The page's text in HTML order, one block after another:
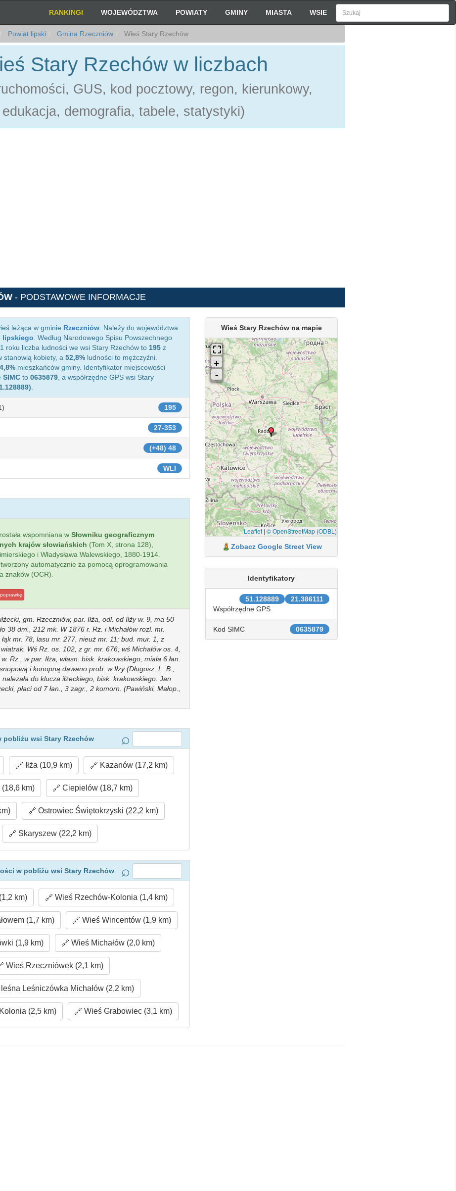
RANKINGI WOJEWÓDZTWA POWIATY GMINY MIASTA WSIE
Powiat lipski Gmina Rzeczniów Wieś Stary Rzechów
Stary Rzechów w liczbach
GUS, kod pocztowy, regon, kierunkowy,
edukacja, demografia, tabele, statystyki)
- PODSTAWOWE INFORMACJE
leżąca w gminie Rzeczniów . Należy do województwa
lipskiego . Według Narodowego Spisu Powszechnego
roku liczba ludności we wsi Stary Rzechów to 195 z
stanowią kobiety, a 52,8% ludności to mężczyźni.
4,8% mieszkańców gminy. Identyfikator miejscowości
SIMC to 0635879 , a współrzędne GPS wsi Stary
195
27-353
(+48) 48
WLI
wspomniana w Słowniku geograficznym
krajów słowiańskich (Tom X, strona 128),
i Władysława Walewskiego, 1880-1914.
automatycznie za pomocą oprogramowania
znaków (OCR).
gm. Rzeczniów, par. Iłża, odl. od Iłży w. 9, ma 50
38 dm., 212 mk. W 1876 r. Rz. i Michałów rozl. mr.
mr. 78, lasu mr. 277, nieuż mr. 11; bud. mur. 1, z
Wś Rz. os. 102, z gr. mr. 676; wś Michałów os. 4,
Rz., w par. Iłża, własn. bisk. krakowskiego, miała 6 łan.
i konopną dawano prob. w Iłży (Długosz, L. B.,
do klucza iłżeckiego, bisk. krakowskiego. Jan
płaci od 7 łan., 3 zagr., 2 komorn. (Pawiński, Małop.,
pobliżu wsi Stary Rzechów
Iłża (10,9 km) Kazanów (17,2 km)
(18,6 km) Ciepielów (18,7 km)
Ostrowiec Świętokrzyski (22,2 km)
Skaryszew (22,2 km)
w pobliżu wsi Stary Rzechów
km) Wieś Rzechów-Kolonia (1,4 km)
(1,7 km) Wieś Wincentów (1,9 km)
(1,9 km) Wieś Michałów (2,0 km)
Wieś Rzeczniówek (2,1 km)
Leśniczówka Michałów (2,2 km)
(2,5 km) Wieś Grabowiec (3,1 km)
Wieś Stary Rzechów na mapie
Leaflet| © OpenStreetMap (ODBL)
Zobacz Google Street View
Identyfikatory
21.386111
51.128889
Współrzędne GPS
0635879
Kod SIMC